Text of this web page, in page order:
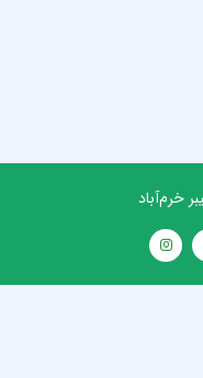
خرم‌آباد